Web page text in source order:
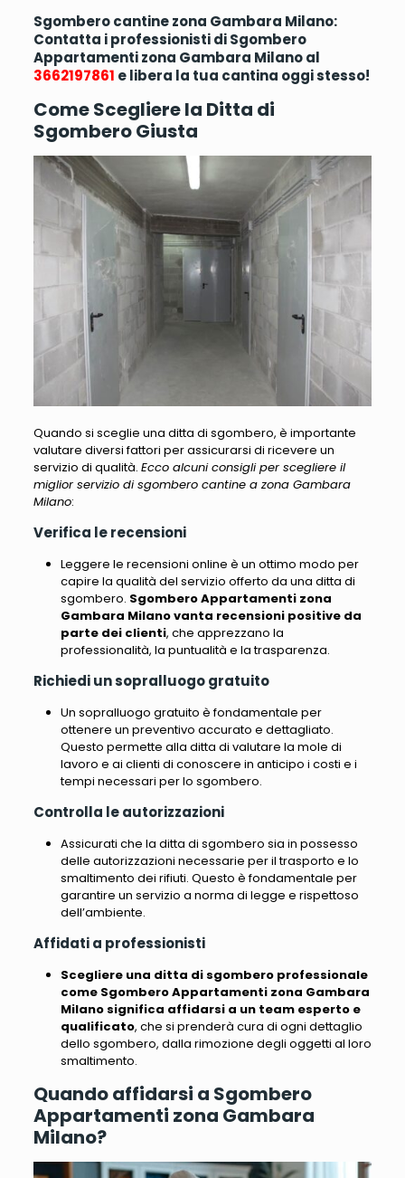
Sgombero cantine zona Gambara Milano:
Contatta i professionisti di Sgombero
Appartamenti zona Gambara Milano al
3662197861 e libera la tua cantina oggi stesso!
Come Scegliere la Ditta di
Sgombero Giusta
Quando si sceglie una ditta di sgombero, è importante
valutare diversi fattori per assicurarsi di ricevere un
servizio di qualità. Ecco alcuni consigli per scegliere il
miglior servizio di sgombero cantine a zona Gambara
Milano:
Verifica le recensioni
Leggere le recensioni online è un ottimo modo per
capire la qualità del servizio offerto da una ditta di
sgombero. Sgombero Appartamenti zona
Gambara Milano vanta recensioni positive da
parte dei clienti, che apprezzano la
professionalità, la puntualità e la trasparenza.
Richiedi un sopralluogo gratuito
Un sopralluogo gratuito è fondamentale per
ottenere un preventivo accurato e dettagliato.
Questo permette alla ditta di valutare la mole di
lavoro e ai clienti di conoscere in anticipo i costi e i
tempi necessari per lo sgombero.
Controlla le autorizzazioni
Assicurati che la ditta di sgombero sia in possesso
delle autorizzazioni necessarie per il trasporto e lo
smaltimento dei rifiuti. Questo è fondamentale per
garantire un servizio a norma di legge e rispettoso
dell’ambiente.
Affidati a professionisti
Scegliere una ditta di sgombero professionale
come Sgombero Appartamenti zona Gambara
Milano significa affidarsi a un team esperto e
qualificato, che si prenderà cura di ogni dettaglio
dello sgombero, dalla rimozione degli oggetti al loro
smaltimento.
Quando affidarsi a Sgombero
Appartamenti zona Gambara
Milano?